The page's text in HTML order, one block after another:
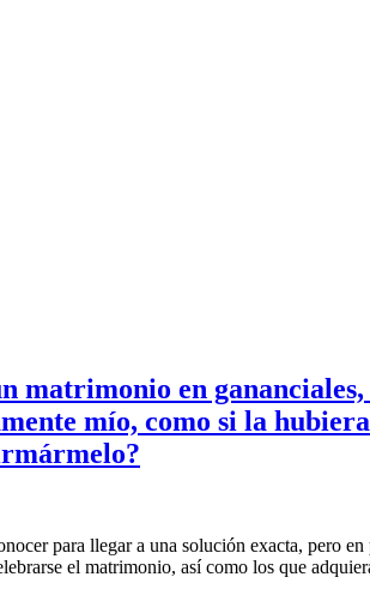
matrimonio en
mío, como si la
para llegar a una solución exacta, pero
el matrimonio, así como los que